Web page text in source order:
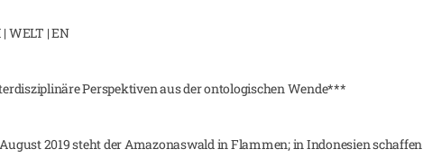
WELT | EN
Perspektiven aus der ontologischen Wende***
2019 steht der Amazonaswald in Flammen; in Indonesien schaffen